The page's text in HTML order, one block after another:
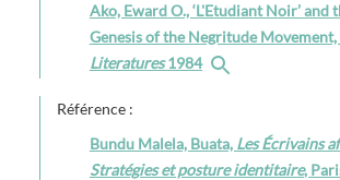
Ako, Eward O., ‘L'Etudiant Noir’ and
Genesis of the Negritude Movement,
Literatures1984
Référence :
Bundu Malela, Buata, Les Écrivains
Stratégies et posture identitaire,